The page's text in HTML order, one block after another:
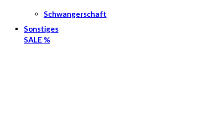
Schwangerschaft
Sonstiges
SALE %